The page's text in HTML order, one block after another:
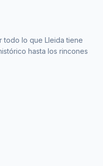
todo lo que Lleida tiene
hasta los rincones